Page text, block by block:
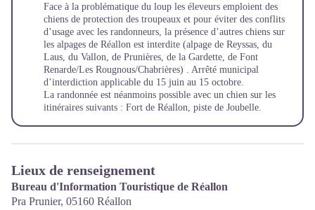
Face à la problématique du loup les éleveurs emploient des
chiens de protection des troupeaux et pour éviter des conflits
d’usage avec les randonneurs, la présence d’autres chiens sur
les alpages de Réallon est interdite (alpage de Reyssas, du
Laus, du Vallon, de Prunières, de la Gardette, de Font
Renarde/Les Rougnous/Chabrières) . Arrêté municipal
d’interdiction applicable du 15 juin au 15 octobre.
La randonnée est néanmoins possible avec un chien sur les
itinéraires suivants : Fort de Réallon, piste de Joubelle.
Lieux de renseignement
Bureau d'Information Touristique de Réallon
Pra Prunier, 05160 Réallon